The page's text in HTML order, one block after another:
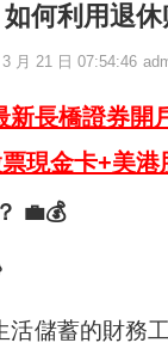
如何利用退
月 21 日 07:54:46
新長橋證券開
現金卡+美港
💼💰
活儲蓄的財務